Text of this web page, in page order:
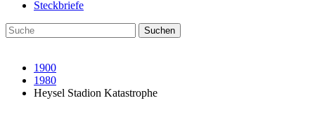
Steckbriefe
1900
1980
Heysel Stadion Katastrophe